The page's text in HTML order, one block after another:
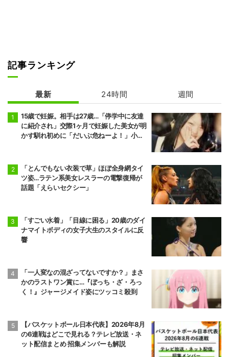
記事ランキング
最新 24時間 週間
15歳で妊娠。相手は27歳…「停学中に友達
に紹介され」交際1ヶ月で妊娠した美女が明
かす馴れ初めに「だいぶ危ねーよ！」小森
「とんでもない衣装で草」ほぼ全身網タイ
ツ姿…ラテン系美女レスラーの電撃復帰が
話題「えらいセクシー」
「すごい水着」「目線に困る」20歳のダイ
ナマイトボディの女子大生のスタイルに反
響
「一人変なの混ざってないですか？」まさ
かのラストワン賞に…『ぼっち・ざ・ろっ
く！』ジャージメイド姿にツッコミ殺到
【バスケットボール日本代表】2026年8月
の6連戦はどこで見れる？テレビ放送・ネ
ット配信まとめ 招集メンバーも解説